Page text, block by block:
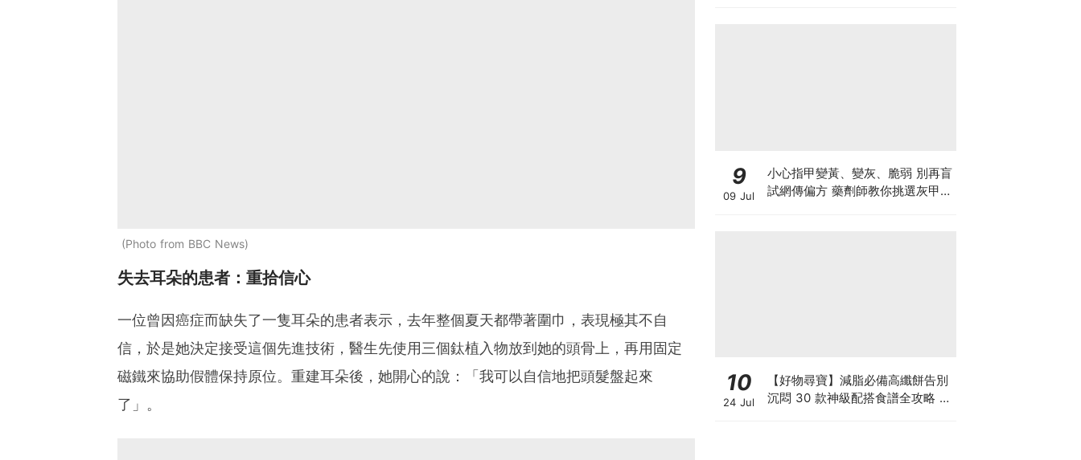
Photo from BBC News
失去耳朵的患者：重拾信心
一位曾因癌症而缺失了一隻耳朵的患者表示，去年整個夏天都帶著圍巾，表現極其不自
信，於是她決定接受這個先進技術，醫生先使用三個鈦植入物放到她的頭骨上，再用固定
磁鐵來協助假體保持原位。重建耳朵後，她開心的說：「我可以自信地把頭髮盤起來
了」。
9
09 Jul
小心指甲變黃、變灰、脆弱 別再盲
試網傳偏方 藥劑師教你挑選灰甲產
10
24 Jul
【好物尋寶】減脂必備高纖餅告別
沉悶 30 款神級配搭食譜全攻略 日